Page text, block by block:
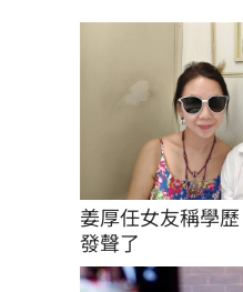
姜厚任女友稱學
發聲了